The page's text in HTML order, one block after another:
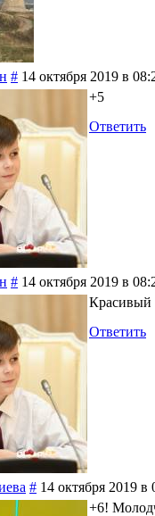
# 14 октября 2019 в
+5
Ответить
# 14 октября 2019 в
Красивый
Ответить
# 14 октября 2019 в
+6!